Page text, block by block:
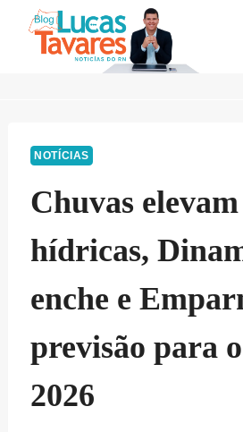
NOTÍCIAS
Chuvas
hídricas,
enche e
previsão para
2026